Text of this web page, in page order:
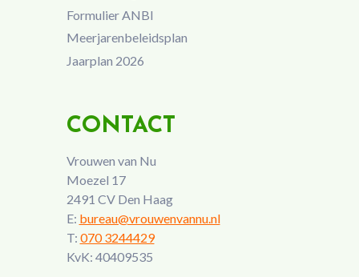
Formulier ANBI
Meerjarenbeleidsplan
Jaarplan 2026
CONTACT
Vrouwen van Nu
Moezel 17
2491 CV Den Haag
E: bureau@vrouwenvannu.nl
T: 070 3244429
KvK: 40409535